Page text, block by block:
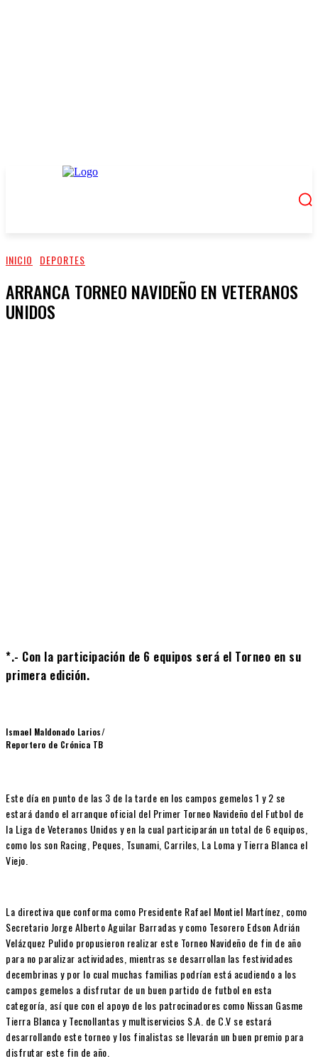
INICIO DEPORTES
ARRANCA TORNEO NAVIDEÑO EN VETERANOS
UNIDOS
*.- Con la participación de 6 equipos será el Torneo en su
primera edición.
Ismael Maldonado Larios/
Reportero de Crónica TB
Este día en punto de las 3 de la tarde en los campos gemelos 1 y 2 se
estará dando el arranque oficial del Primer Torneo Navideño del Futbol de
la Liga de Veteranos Unidos y en la cual participarán un total de 6 equipos,
como los son Racing, Peques, Tsunami, Carriles, La Loma y Tierra Blanca el
Viejo.
La directiva que conforma como Presidente Rafael Montiel Martínez, como
Secretario Jorge Alberto Aguilar Barradas y como Tesorero Edson Adrián
Velázquez Pulido propusieron realizar este Torneo Navideño de fin de año
para no paralizar actividades, mientras se desarrollan las festividades
decembrinas y por lo cual muchas familias podrían está acudiendo a los
campos gemelos a disfrutar de un buen partido de futbol en esta
categoría, así que con el apoyo de los patrocinadores como Nissan Gasme
Tierra Blanca y Tecnollantas y multiservicios S.A. de C.V se estará
desarrollando este torneo y los finalistas se llevarán un buen premio para
disfrutar este fin de año.